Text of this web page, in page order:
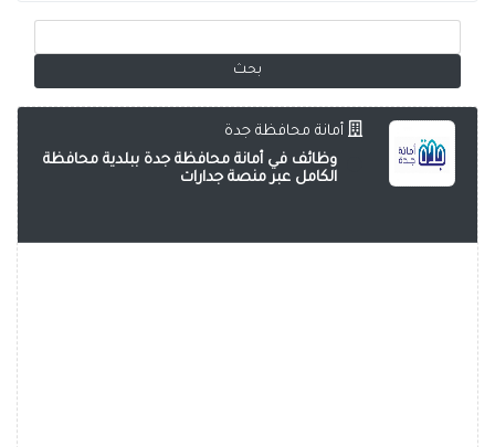
أمانة محافظة جدة
وظائف في أمانة محافظة جدة ببلدية محافظة
الكامل عبر منصة جدارات